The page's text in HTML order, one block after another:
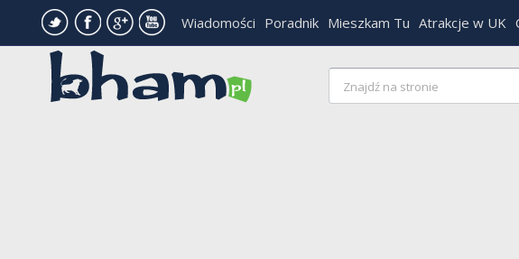
Wiadomości Poradnik Mieszkam Tu Atrakcje w UK